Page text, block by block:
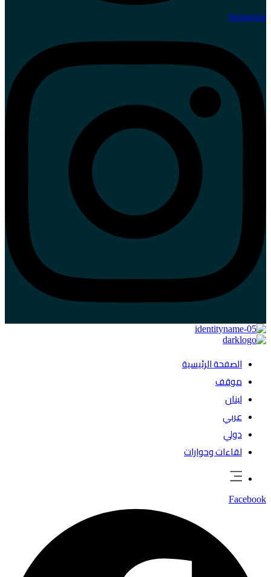
Instagram
الصفحة الرئيسية
موقف
لبنان
عربي
دولي
لقاءات وحوارات
Facebook